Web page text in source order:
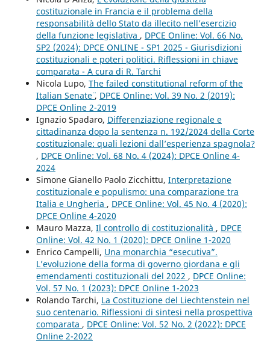
costituzionale in Francia e il problema della
responsabilità dello Stato da illecito nell’esercizio
della funzione legislativa , DPCE Online: Vol. 66 No.
SP2 (2024): DPCE ONLINE - SP1 2025 - Giurisdizioni
costituzionali e poteri politici. Riflessioni in chiave
comparata - A cura di R. Tarchi
Nicola Lupo, The failed constitutional reform of the
Italian Senate¨, DPCE Online: Vol. 39 No. 2 (2019):
DPCE Online 2-2019
Ignazio Spadaro, Differenziazione regionale e
cittadinanza dopo la sentenza n. 192/2024 della Corte
costituzionale: quali lezioni dall’esperienza spagnola?
, DPCE Online: Vol. 68 No. 4 (2024): DPCE Online 4-
2024
Simone Gianello Paolo Zicchittu, Interpretazione
costituzionale e populismo: una comparazione tra
Italia e Ungheria , DPCE Online: Vol. 45 No. 4 (2020):
DPCE Online 4-2020
Mauro Mazza, Il controllo di costituzionalità , DPCE
Online: Vol. 42 No. 1 (2020): DPCE Online 1-2020
Enrico Campelli, Una monarchia “esecutiva”.
L’evoluzione della forma di governo giordana e gli
emendamenti costituzionali del 2022 , DPCE Online:
Vol. 57 No. 1 (2023): DPCE Online 1-2023
Rolando Tarchi, La Costituzione del Liechtenstein nel
suo centenario. Riflessioni di sintesi nella prospettiva
comparata , DPCE Online: Vol. 52 No. 2 (2022): DPCE
Online 2-2022